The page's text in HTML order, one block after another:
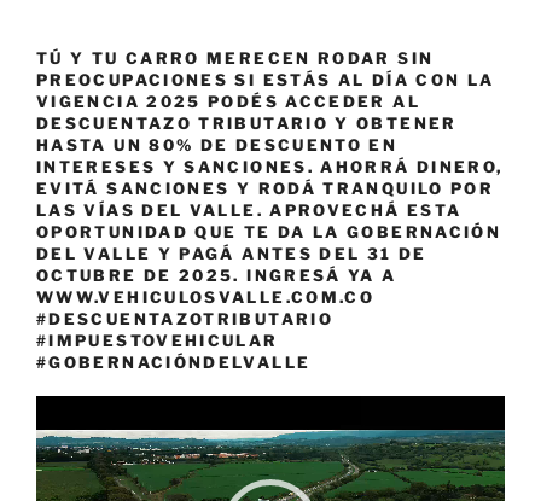
TÚ Y TU CARRO MERECEN RODAR SIN
PREOCUPACIONES SI ESTÁS AL DÍA CON LA
VIGENCIA 2025 PODÉS ACCEDER AL
DESCUENTAZO TRIBUTARIO Y OBTENER
HASTA UN 80% DE DESCUENTO EN
INTERESES Y SANCIONES. AHORRÁ DINERO,
EVITÁ SANCIONES Y RODÁ TRANQUILO POR
LAS VÍAS DEL VALLE. APROVECHÁ ESTA
OPORTUNIDAD QUE TE DA LA GOBERNACIÓN
DEL VALLE Y PAGÁ ANTES DEL 31 DE
OCTUBRE DE 2025. INGRESÁ YA A
WWW.VEHICULOSVALLE.COM.CO
#DESCUENTAZOTRIBUTARIO
#IMPUESTOVEHICULAR
#GOBERNACIÓNDELVALLE
de
vídeo